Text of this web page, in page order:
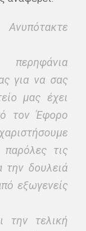
Ανυπότακτε
για να σας
μας έχει
τον Έφορο
τις
την δουλειά
εξωγενείς
την τελική